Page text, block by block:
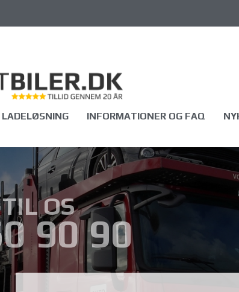
LADELØSNING INFORMATIONER OG FAQ
OS
90 90